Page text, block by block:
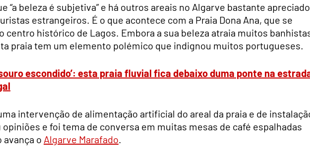
“a beleza é subjetiva” e há outros areais no Algarve bastante
estrangeiros. É o que acontece com a Praia Dona Ana, que se
centro histórico de Lagos. Embora a sua beleza atraia muitos
praia tem um elemento polémico que indignou muitos portugueses.
escondido’: esta praia fluvial fica debaixo duma ponte na
intervenção de alimentação artificial do areal da praia e de
e foi tema de conversa em muitas mesas de café espalhadas
o Algarve Marafado.